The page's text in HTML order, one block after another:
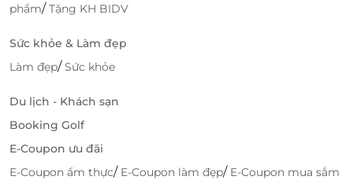
phẩm/Tặng KH BIDV
Sức khỏe & Làm đẹp
Làm đẹp/Sức khỏe
Du lịch - Khách sạn
Booking Golf
E-Coupon ưu đãi
E-Coupon ẩm thực/ E-Coupon làm đẹp/ E-Coupon mua sắm